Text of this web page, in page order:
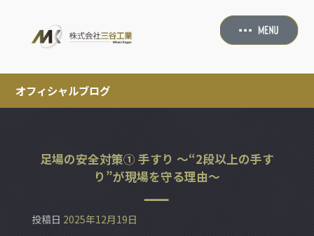
オフィシャルブログ
足場の安全対策① 手すり ～“2段以上の手す
り”が現場を守る理由～
投稿日 2025年12月19日